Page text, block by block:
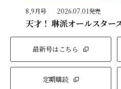
8,9月号 2026.07.01発売
天才！ 琳派オールスター
最新号はこちら
定期購読